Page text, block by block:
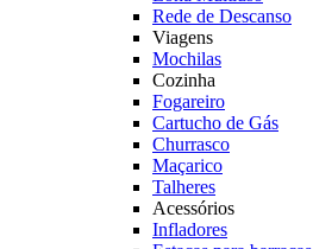
Rede de Descanso
Viagens
Mochilas
Cozinha
Fogareiro
Cartucho de Gás
Churrasco
Maçarico
Talheres
Acessórios
Infladores